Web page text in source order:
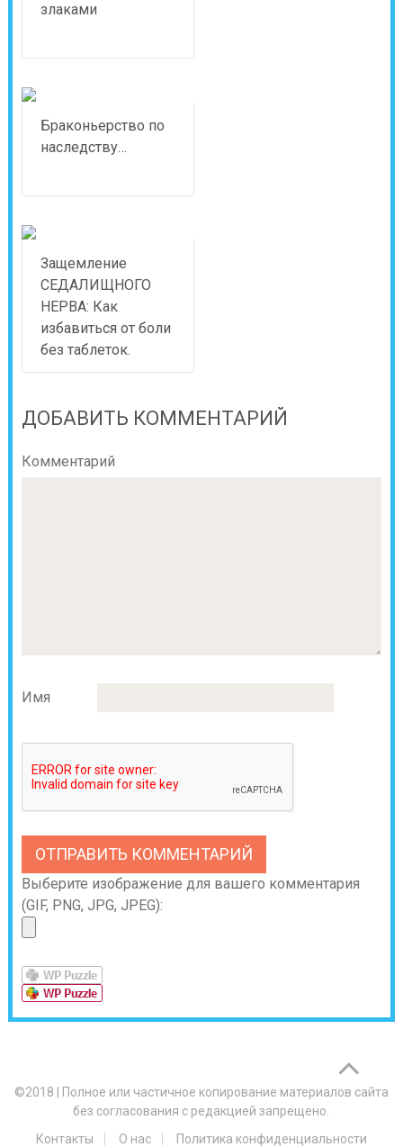
злаками
Браконьерство по
наследству…
Защемление
СЕДАЛИЩНОГО
НЕРВА: Как
избавиться от боли
без таблеток.
ДОБАВИТЬ КОММЕНТАРИЙ
Комментарий
Имя
Выберите изображение для вашего комментария
(GIF, PNG, JPG, JPEG):
©2018
Полное или частичное копирование материалов сайта
без согласования с редакцией запрещено.
Контакты
О нас Политика конфиденциальности